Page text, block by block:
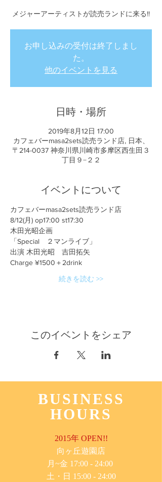
メジャーアーティストが読売ランドに来る!!
お申し込みの受付は終了しまし
た。
他のイベントを見る
日時・場所
2019年8月12日 17:00
カフェバーmasa2sets読売ランド店, 日本、
〒214-0037 神奈川県川崎市多摩区西生田３
丁目９−２２
イベントについて
カフェバーmasa2sets読売ランド店
8/12(月) op17:00 st17:30
木田光昭企画
「Special　２マンライブ」
出演 木田光昭　吉田拓矢
Charge ¥1500＋2drink
続きを読む >>
このイベントをシェア
BUSINESS
HOURS
2015年 OPEN!!
​向ヶ丘遊園店
月~金 17:00 - 24:00
土・日 15:00 - 24:00